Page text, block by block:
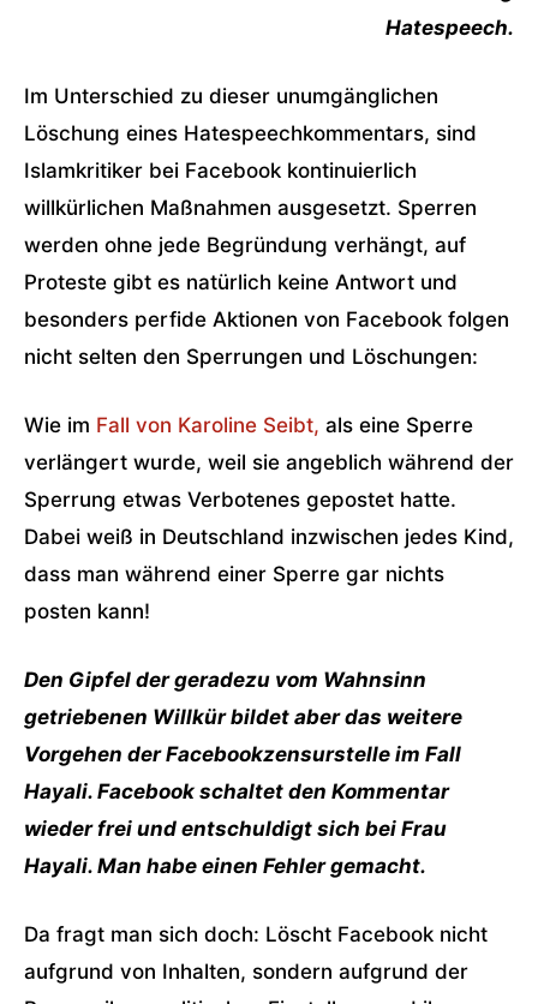
Hatespeech.
Im Unterschied zu dieser unumgänglichen
Löschung eines Hatespeechkommentars, sind
Islamkritiker bei Facebook kontinuierlich
willkürlichen Maßnahmen ausgesetzt. Sperren
werden ohne jede Begründung verhängt, auf
Proteste gibt es natürlich keine Antwort und
besonders perfide Aktionen von Facebook folgen
nicht selten den Sperrungen und Löschungen:
Wie im Fall von Karoline Seibt, als eine Sperre
verlängert wurde, weil sie angeblich während der
Sperrung etwas Verbotenes gepostet hatte.
Dabei weiß in Deutschland inzwischen jedes Kind,
dass man während einer Sperre gar nichts
posten kann!
Den Gipfel der geradezu vom Wahnsinn
getriebenen Willkür bildet aber das weitere
Vorgehen der Facebookzensurstelle im Fall
Hayali. Facebook schaltet den Kommentar
wieder frei und entschuldigt sich bei Frau
Hayali. Man habe einen Fehler gemacht.
Da fragt man sich doch: Löscht Facebook nicht
aufgrund von Inhalten, sondern aufgrund der